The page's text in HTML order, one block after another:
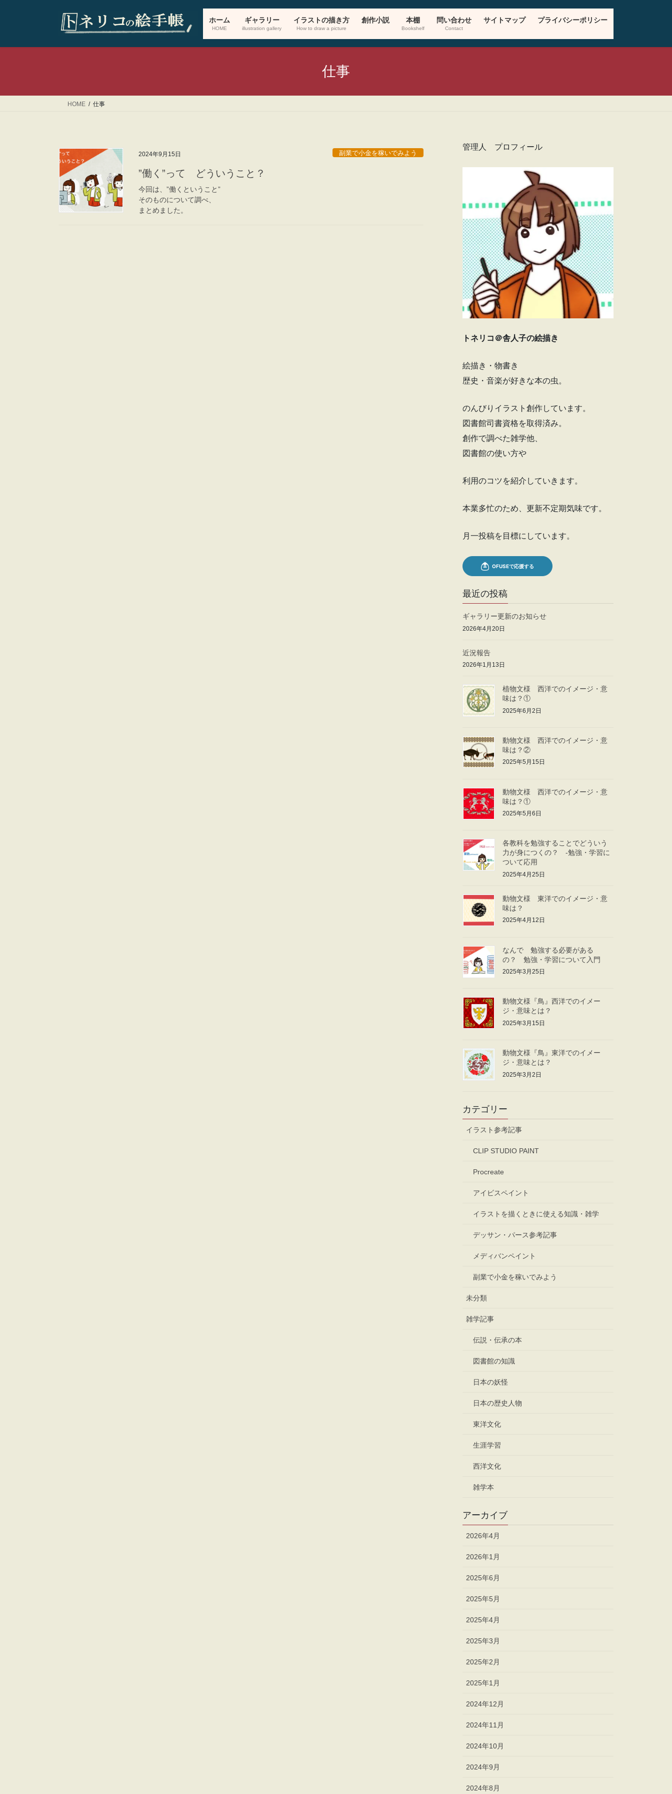
ホーム
HOME
ギャラリー
illustration gallery
イラストの描き方
How to draw a picture
創作小説 本棚
Bookshelf
問い合わせ
Contact
サイトマップ プライバシーポリシー
仕事
HOME 仕事
2024年9月15日 副業で小金を稼いでみよう
”働く”って どういうこと？
今回は、”働くということ”
そのものについて調べ、
まとめました。
管理人 プロフィール
トネリコ＠舎人子の絵描き
絵描き・物書き
歴史・音楽が好きな本の虫。
のんびりイラスト創作しています。
図書館司書資格を取得済み。
創作で調べた雑学他、
図書館の使い方や
利用のコツを紹介していきます。
本業多忙のため、更新不定期気味です。
月一投稿を目標にしています。
最近の投稿
ギャラリー更新のお知らせ
2026年4月20日
近況報告
2026年1月13日
植物文様 西洋でのイメージ・意
味は？①
2025年6月2日
動物文様 西洋でのイメージ・意
味は？②
2025年5月15日
動物文様 西洋でのイメージ・意
味は？①
2025年5月6日
各教科を勉強することでどういう
力が身につくの？ -勉強・学習に
ついて応用
2025年4月25日
動物文様 東洋でのイメージ・意
味は？
2025年4月12日
なんで 勉強する必要がある
の？ 勉強・学習について入門
2025年3月25日
動物文様『鳥』西洋でのイメー
ジ・意味とは？
2025年3月15日
動物文様『鳥』東洋でのイメー
ジ・意味とは？
2025年3月2日
カテゴリー
イラスト参考記事
CLIP STUDIO PAINT
Procreate
アイビスペイント
イラストを描くときに使える知識・雑学
デッサン・パース参考記事
メディバンペイント
副業で小金を稼いでみよう
未分類
雑学記事
伝説・伝承の本
図書館の知識
日本の妖怪
日本の歴史人物
東洋文化
生涯学習
西洋文化
雑学本
アーカイブ
2026年4月
2026年1月
2025年6月
2025年5月
2025年4月
2025年3月
2025年2月
2025年1月
2024年12月
2024年11月
2024年10月
2024年9月
2024年8月